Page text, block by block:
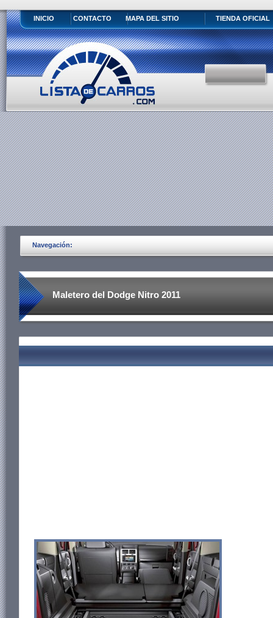
INICIO CONTACTO MAPA DEL SITIO TIENDA OFICIAL
Navegación:
Maletero del Dodge Nitro 2011